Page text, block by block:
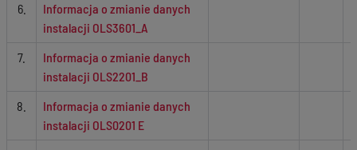
6.
Informacja o zmianie danych
instalacji OLS3601_A
7.
Informacja o zmianie danych
instalacji OLS2201_B
8.
Informacja o zmianie danych
instalacji OLS0201 E